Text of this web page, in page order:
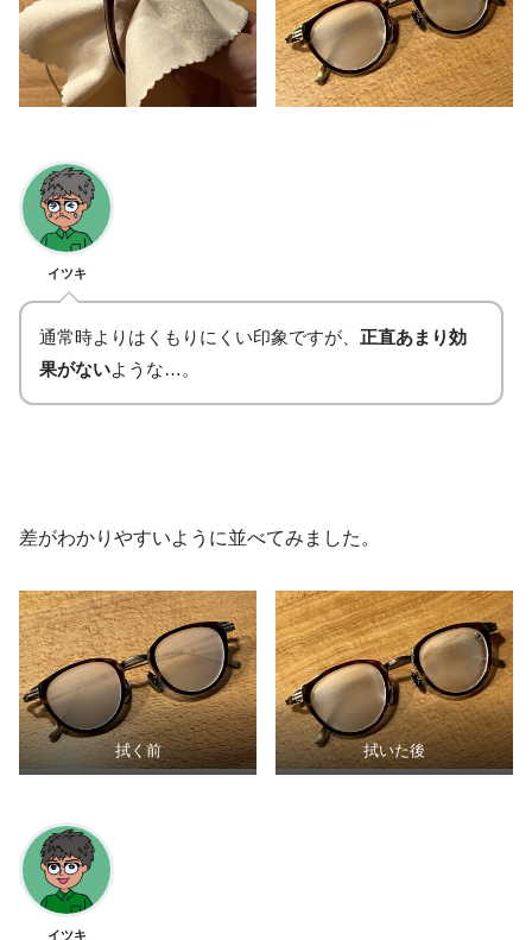
イツキ
通常時よりはくもりにくい印象ですが、正直あまり効
果がないような…。
差がわかりやすいように並べてみました。
拭く前 拭いた後
イツキ